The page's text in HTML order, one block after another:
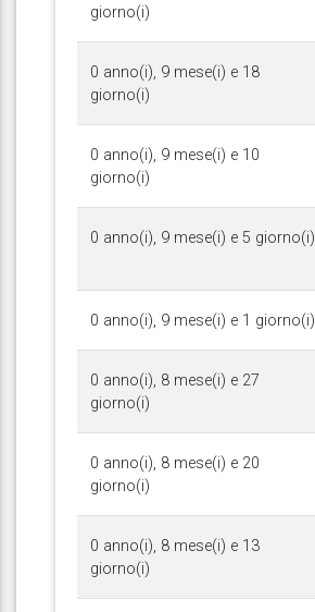
giorno(i)
0 anno(i), 9 mese(i) e 18
giorno(i)
0 anno(i), 9 mese(i) e 10
giorno(i)
0 anno(i), 9 mese(i) e 5 giorno(i)
0 anno(i), 9 mese(i) e 1 giorno(i)
0 anno(i), 8 mese(i) e 27
giorno(i)
0 anno(i), 8 mese(i) e 20
giorno(i)
0 anno(i), 8 mese(i) e 13
giorno(i)